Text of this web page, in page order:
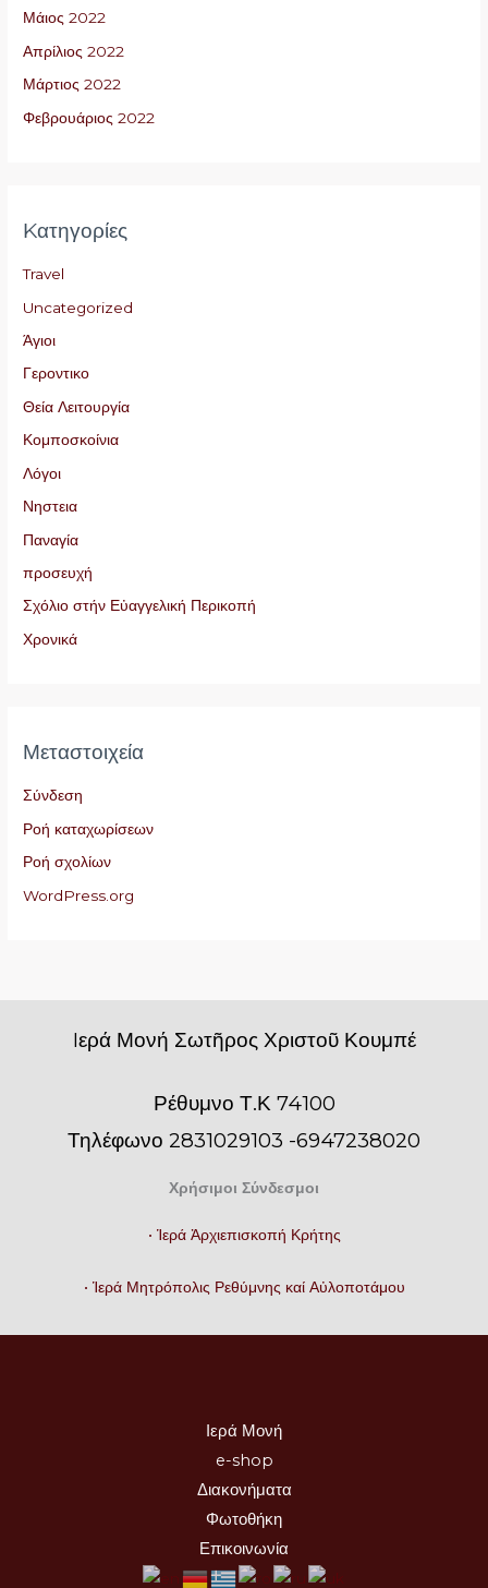
Μάιος 2022
Απρίλιος 2022
Μάρτιος 2022
Φεβρουάριος 2022
Kατηγορίες
Travel
Uncategorized
Άγιοι
Γεροντικο
Θεία Λειτουργία
Κομποσκοίνια
Λόγοι
Νηστεια
Παναγία
προσευχή
Σχόλιο στήν Εὐαγγελική Περικοπή
Χρονικά
Μεταστοιχεία
Σύνδεση
Ροή καταχωρίσεων
Ροή σχολίων
WordPress.org
Iερά Μονή Σωτῆρος Χριστοῦ Κουμπέ
Ρέθυμνο Τ.Κ 74100
Τηλέφωνο 2831029103 -6947238020
Χρήσιμοι Σύνδεσμοι
• Ἱερά Ἀρχιεπισκοπή Κρήτης
• Ἱερά Μητρόπολις Ρεθύμνης καί Αὐλοποτάμου
Ιερά Μονή
e-shop
Διακονήματα
Φωτοθήκη
Επικοινωνία